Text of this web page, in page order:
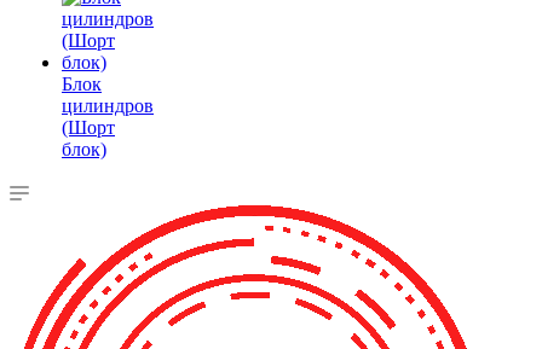
Блок
цилиндров
(Шорт
блок)